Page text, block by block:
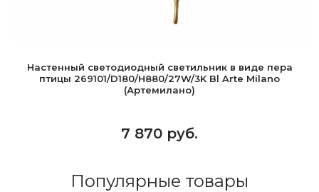
Настенный светодиодный светильник в виде пера
птицы 269101/D180/H880/27W/3K Bl Arte Milano
(Артемилано)
7 870 руб.
Популярные товары